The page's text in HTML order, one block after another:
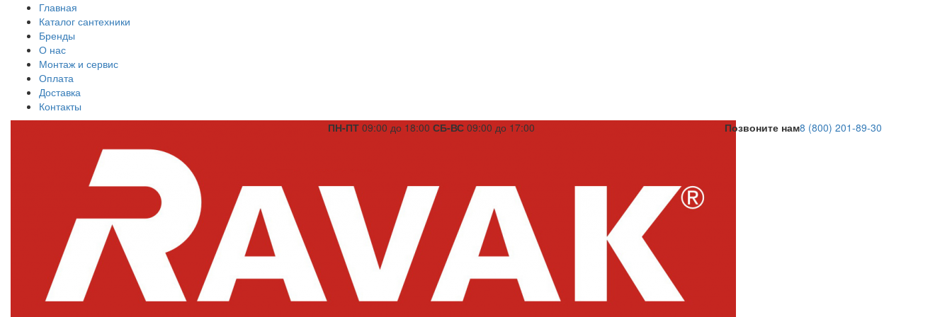
Главная
Каталог сантехники
Бренды
О нас
Монтаж и сервис
Оплата
Доставка
Контакты
ПН-ПТ 09:00 до 18:00 СБ-ВС 09:00 до 17:00 Позвоните нам8 (800) 201-89-30